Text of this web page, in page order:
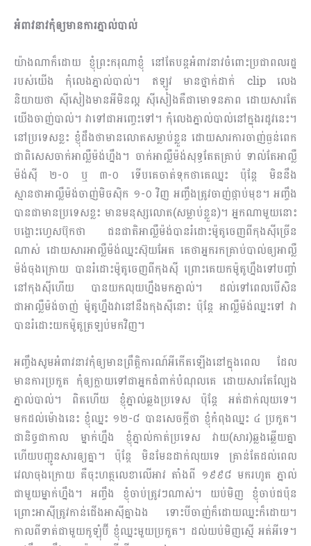
អំពាវនាវកុំឲ្យមានការភ្នាល់បាល់
យ៉ាងណាក៏ដោយ ខ្ញុំព្រះករុណាខ្ញុំ នៅតែបន្តអំពាវនាវចំពោះប្រជាពលរដ្ឋ
របស់យើង កុំលេងភ្នាល់បាល់។ ឥឡូវ មានថ្នាក់ដាក់ clip លេង
និយាយថា ស៊ីសៀងមានអីមិនល្អ ស៊ីសៀងគឺជាមោទនភាព ដោយសារតែ
យើងចាញ់បាល់។ វាទៅជាអញ្ចេះទៅ។ កុំលេងភ្នាល់បាល់នៅក្នុងរដូវនេះ។
នៅប្រទេសខ្លះ ខ្ញុំដឹងថាមានលោតសម្លាប់ខ្លួន ដោយសារការចាញ់ធ្ងន់ពេក
ជាពិសេសចាក់អាល្លឺម៉ង់ហ្នឹង។ ចាក់អាល្លឺម៉ង់សុទ្ធតែតគ្រាប់ ទាល់តែអាល្លឺ
ម៉ង់ស៊ី ២-០ ឬ ៣-០ ទើបគេចាត់ទុកថាគេឈ្នះ ប៉ុន្តែ មិននឹង
ស្មានថាអាល្លឺម៉ង់ចាញ់មិចស៊ិក ១-០ វិញ អញ្ចឹងត្រូវចាញ់ផ្កាប់មុខ។ អញ្ចឹង
បានជាមានប្រទេសខ្លះ មានមនុស្សលោត(សម្លាប់ខ្លួន)។ អ្នកណាមួយនោះ
បង្ហោះហ្វេសប៊ុក​ថា ជនជាតិអាល្លឺម៉ង់បានរំដោះម៉ូតូចេញពីកុងស៊ីច្រើន
ណាស់ ដោយសារអាល្លឺម៉ង់ឈ្នះស៊ុយអែត គេថាអ្នករកគ្រាប់បាល់ឲ្យអាល្លឺ
ម៉ង់ចុងក្រោយ បានរំដោះម៉ូតូចេញពីកុងស៊ី ព្រោះគេយកម៉ូតូហ្នឹងទៅបញ្ចាំ
នៅកុងស៊ីហើយ បានយកលុយហ្នឹងមកភ្នាល់។ ដល់ទៅពេលបើសិន
ជាអាល្លឺម៉ង់ចាញ់ ម៉ូតូហ្នឹងវានៅនឹងកុងស៊ីនោះ ប៉ុន្តែ អាល្លឺម៉ង់ឈ្នះទៅ វា
បានរំដោះយកម៉ូតូត្រឡប់មកវិញ។
អញ្ចឹងសូមអំពាវនាវកុំឲ្យមានព្រឹត្តិការណ៍អីកើតឡើងនៅក្នុងពេល ដែល
មានការប្រកួត កុំឲ្យក្លាយទៅជាអ្នកជំពាក់បំណុលគេ ដោយសារតែល្បែង
ភ្នាល់បាល់។ ពិតហើយ ខ្ញុំភ្នាល់ឆ្លងប្រទេស ប៉ុន្តែ អត់ដាក់លុយទេ។
មកដល់ម៉ោងនេះ ខ្ញុំឈ្នះ ១២-៨ បានសេចក្តីថា ខ្ញុំកំពុងឈ្នះ ៤ ប្រកួត។
ជានិច្ចជាកាល ម្នាក់ហ្នឹង ខ្ញុំភ្នាល់កាត់ប្រ​ទេស វាយ(សារ)ឆ្លងឆ្លើយគ្នា
ហើយបញ្ជូនសារឲ្យគ្នា។ ប៉ុន្តែ មិនមែនដាក់លុយទេ គ្រាន់តែដល់ពេល
វេលាចុងក្រោយ គឺចុះហត្ថលេខាលើអាវ តាំងពី ១៩៩៨ មករហូត ភ្នាល់
ជាមួយម្នាក់ហ្នឹង។ អញ្ចឹង ខ្ញុំចាប់ត្រូវៗណាស់។ យប់មិញ ខ្ញុំចាប់ជប៉ុន
ព្រោះអាស៊ីត្រូវកាន់ជើងអាស៊ីគ្នាឯង ទោះបីចាញ់ក៏ដោយឈ្នះក៏ដោយ។
កាលពីទាត់ជាមួយកូឡុំប៊ី ខ្ញុំឈ្នះមួយប្រកួត។ ដល់យប់មិញស្មើ អត់អីទេ។